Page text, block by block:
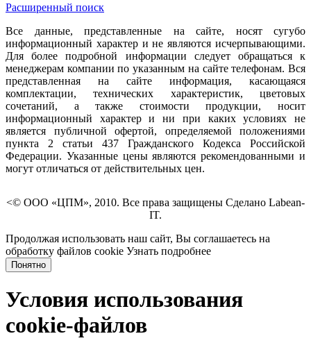
Расширенный поиск
Все данные, представленные на сайте, носят сугубо
информационный характер и не являются исчерпывающими.
Для более подробной информации следует обращаться к
менеджерам компании по указанным на сайте телефонам. Вся
представленная на сайте информация, касающаяся
комплектации, технических характеристик, цветовых
сочетаний, а также стоимости продукции, носит
информационный характер и ни при каких условиях не
является публичной офертой, определяемой положениями
пункта 2 статьи 437 Гражданского Кодекса Российской
Федерации. Указанные цены являются рекомендованными и
могут отличаться от действительных цен.
<© ООО «ЦПМ», 2010. Все права защищены Сделано Labean-
IT.
Продолжая использовать наш сайт, Вы соглашаетесь на
обработку файлов cookie Узнать подробнее
Понятно
Условия использования
cookie-файлов